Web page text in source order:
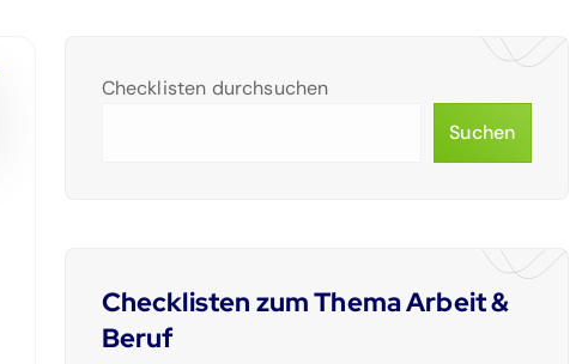
Checklisten durchsuchen
Suchen
Checklisten zum Thema Arbeit &
Beruf